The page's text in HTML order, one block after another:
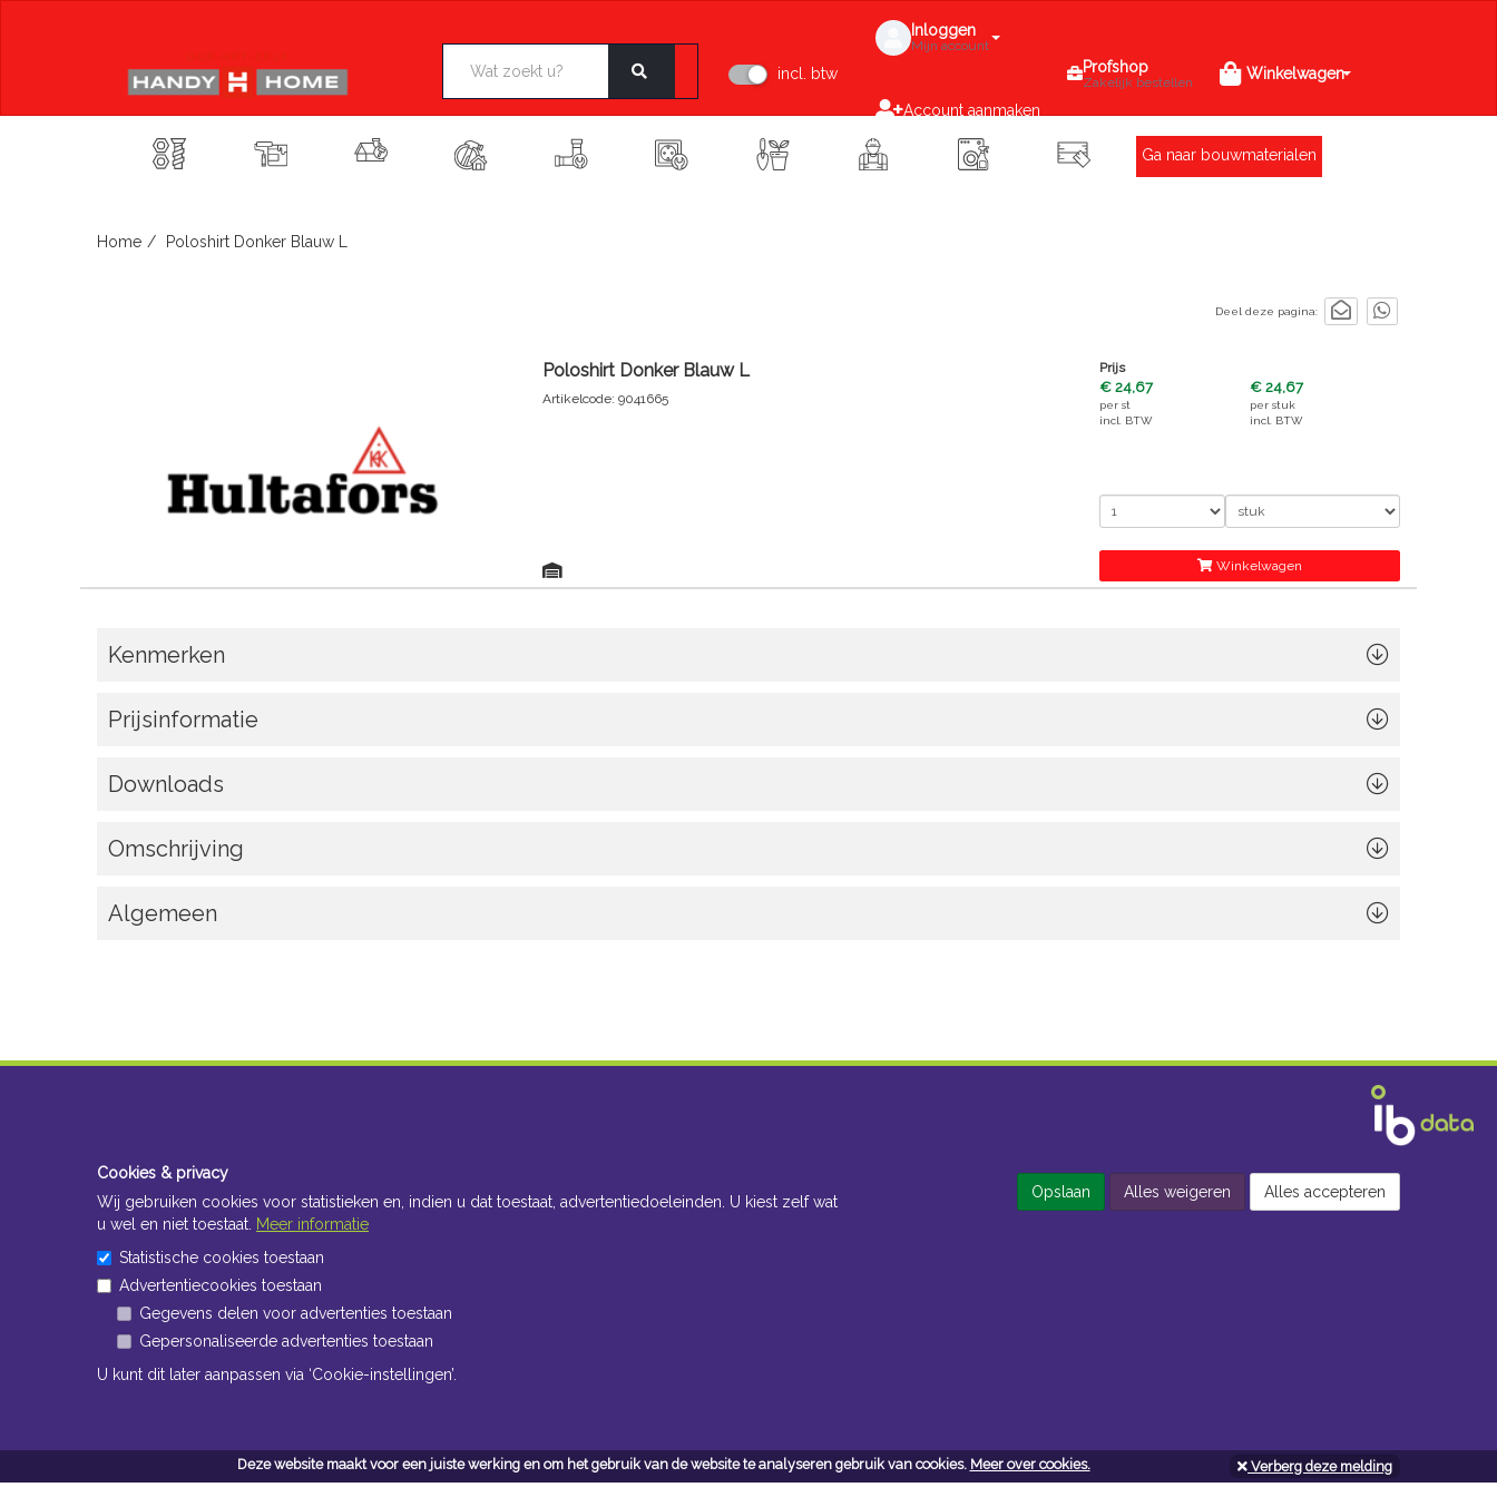
Deze website maakt voor een juiste werking en om het gebruik van de website te analyseren gebruik van cookies. Meer over cookies. Verberg deze melding
incl. btw
Inloggen
Mijn account
Account aanmaken
Profshop
Zakelijk bestellen Winkelwagen
Ga naar bouwmaterialen
Home Poloshirt Donker Blauw L
Deel deze pagina:
Poloshirt Donker Blauw L
Artikelcode: 9041665
Prijs
€ 24,67
per st
incl. BTW
€ 24,67
per stuk
incl. BTW
Winkelwagen
Kenmerken
Prijsinformatie
Downloads
Omschrijving
Algemeen
Contacteer ons Openingsuren toonzaal Openingsuren doe-het-zelf
Cookies & privacy
Wij gebruiken cookies voor statistieken en, indien u dat toestaat, advertentiedoeleinden. U kiest zelf wat
u wel en niet toestaat. Meer informatie
Statistische cookies toestaan
Advertentiecookies toestaan
Gegevens delen voor advertenties toestaan
Gepersonaliseerde advertenties toestaan
U kunt dit later aanpassen via ‘Cookie-instellingen’.
Opslaan Alles weigeren Alles accepteren